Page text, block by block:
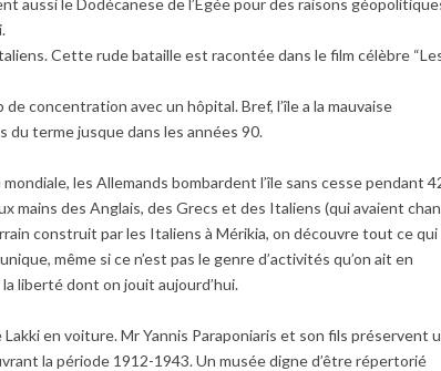
aussi le Dodécanese de l’Egée pour des raisons
Cette rude bataille est racontée dans le film célèbre
concentration avec un hôpital. Bref, l’île a la mauvaise
du terme jusque dans les années 90.
les Allemands bombardent l’île sans cesse pendant
mains des Anglais, des Grecs et des Italiens (qui avaient
construit par les Italiens à Mérikia, on découvre tout ce qui
même si ce n’est pas le genre d’activités qu’on ait en
liberté dont on jouit aujourd’hui.
Lakki en voiture. Mr Yannis Paraponiaris et son fils préservent
la période 1912-1943. Un musée digne d’être répertorié